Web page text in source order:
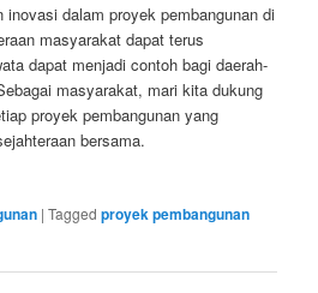
inovasi dalam proyek pembangunan di
masyarakat dapat terus
dapat menjadi contoh bagi daerah-
masyarakat, mari kita dukung
proyek pembangunan yang
bersama.
|Tagged proyek pembangunan